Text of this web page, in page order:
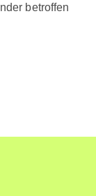
betroffen